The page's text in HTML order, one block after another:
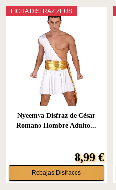
FICHA DISFRAZ ZEUS
Nyeemya Disfraz de César
Romano Hombre Adulto...
8,99 €
Rebajas Disfraces